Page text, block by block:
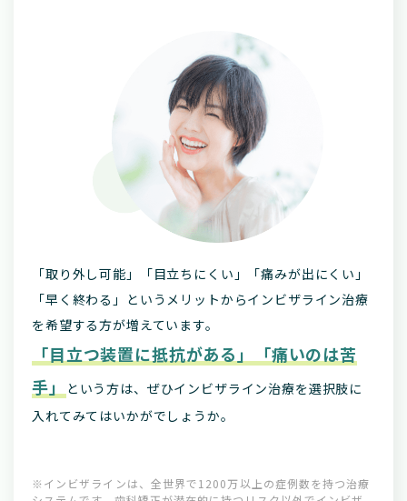
「取り外し可能」「目立ちにくい」「痛みが出にくい」
「早く終わる」というメリットからインビザライン治療
を希望する方が増えています。
「目立つ装置に抵抗がある」「痛いのは苦
手」
という方は、ぜひインビザライン治療を選択肢に
入れてみてはいかがでしょうか。
※インビザラインは、全世界で1200万以上の症例数を持つ治療